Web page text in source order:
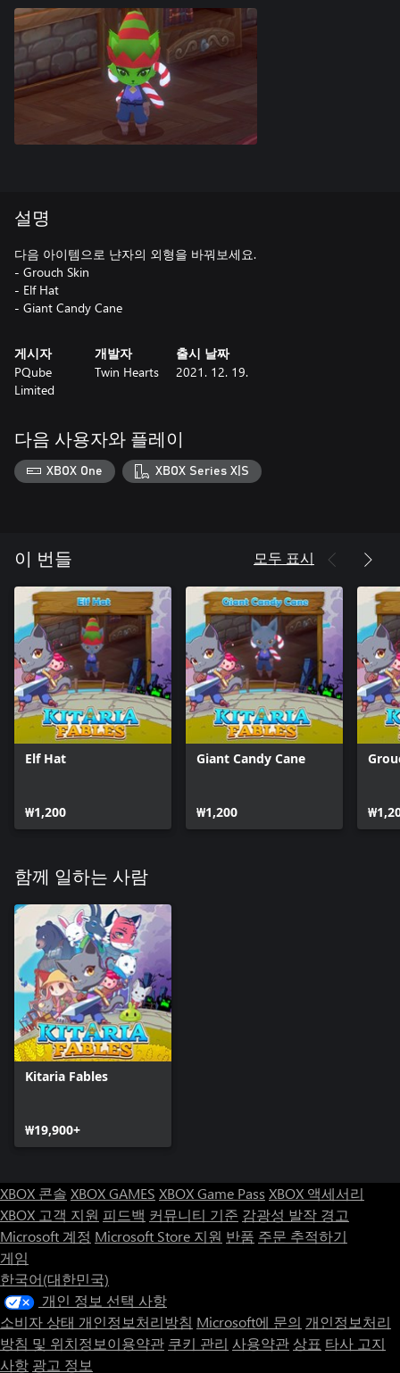
설명
다음 아이템으로 냔자의 외형을 바꿔보세요.
- Grouch Skin
- Elf Hat
- Giant Candy Cane
게시자
PQube
Limited
개발자
Twin Hearts
출시 날짜
2021. 12. 19.
다음 사용자와 플레이
XBOX One XBOX Series X|S
이 번들 모두 표시
Elf Hat
₩1,200
Giant Candy Cane
₩1,200
함께 일하는 사람
Kitaria Fables
₩19,900+
XBOX 콘솔 XBOX GAMES XBOX Game Pass XBOX 액세서리
XBOX 고객 지원 피드백 커뮤니티 기준 감광성 발작 경고
Microsoft 계정 Microsoft Store 지원 반품 주문 추적하기
게임
한국어(대한민국)
개인 정보 선택 사항
소비자 상태 개인정보처리방침 Microsoft에 문의 개인정보처리
방침 및 위치정보이용약관 쿠키 관리 사용약관 상표 타사 고지
사항 광고 정보